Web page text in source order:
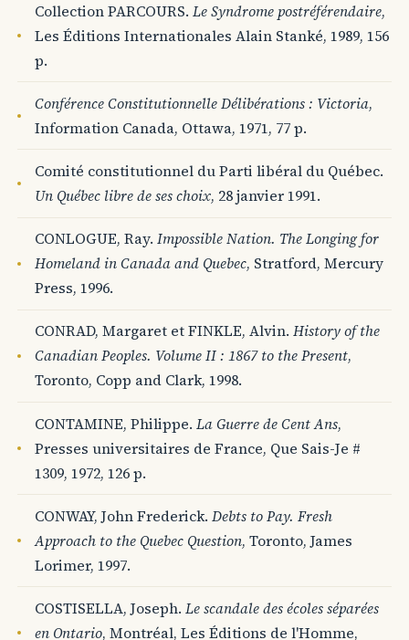
Collection PARCOURS.Le Syndrome postréférendaire,
Les Éditions Internationales Alain Stanké, 1989, 156
p.
Conférence Constitutionnelle Délibérations : Victoria,
Information Canada, Ottawa, 1971, 77 p.
Comité constitutionnel du Parti libéral du Québec.
Un Québec libre de ses choix, 28 janvier 1991.
CONLOGUE, Ray.Impossible Nation. The Longing for
Homeland in Canada and Quebec, Stratford, Mercury
Press, 1996.
CONRAD, Margaret et FINKLE, Alvin.History of the
Canadian Peoples. Volume II : 1867 to the Present,
Toronto, Copp and Clark, 1998.
CONTAMINE, Philippe.La Guerre de Cent Ans,
Presses universitaires de France, Que Sais-Je #
1309, 1972, 126 p.
CONWAY, John Frederick.Debts to Pay. Fresh
Approach to the Quebec Question, Toronto, James
Lorimer, 1997.
COSTISELLA, Joseph.Le scandale des écoles séparées
en Ontario, Montréal, Les Éditions de l'Homme,